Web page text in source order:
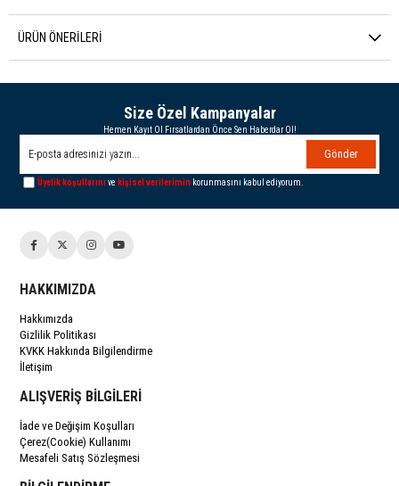
ÜRÜN ÖNERILERI
Size Özel Kampanyalar
Hemen Kayıt Ol Fırsatlardan Önce Sen Haberdar Ol!
Gönder
Üyelik koşullarınıve kişisel verilerimin korunmasını kabul ediyorum.
HAKKIMIZDA
Hakkımızda
Gizlilik Politikası
KVKK Hakkında Bilgilendirme
İletişim
ALIŞVERİŞ BİLGİLERİ
İade ve Değişim Koşulları
Çerez(Cookie) Kullanımı
Mesafeli Satış Sözleşmesi